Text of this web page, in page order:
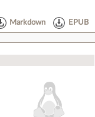
Markdown EPUB